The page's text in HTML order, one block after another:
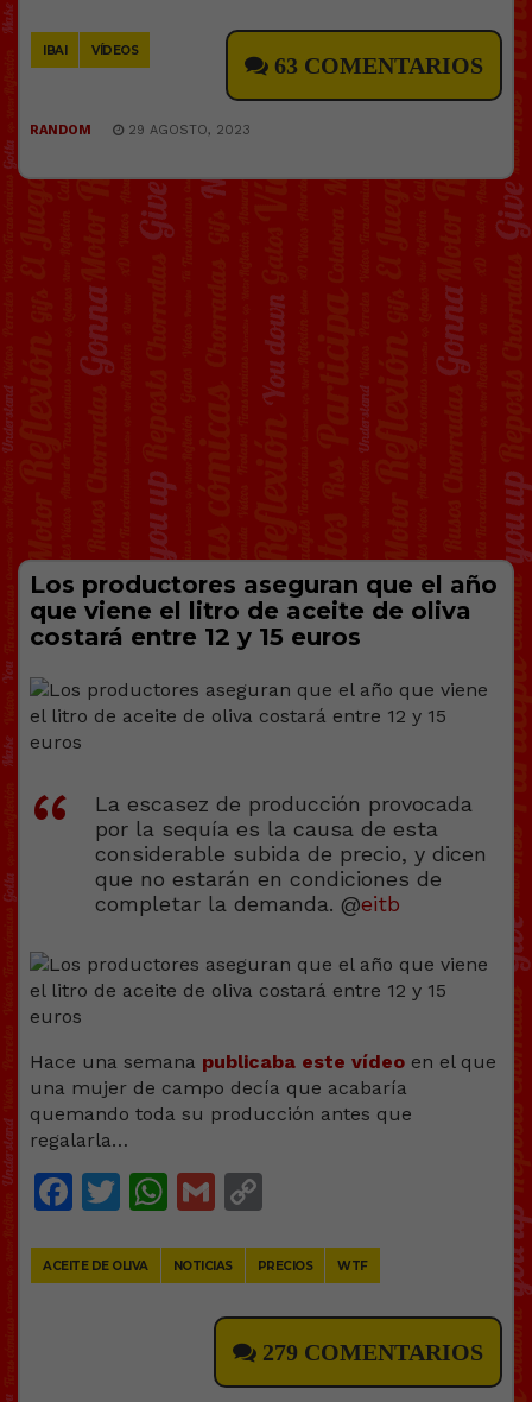
IBAI VÍDEOS
63 COMENTARIOS
RANDOM 29 AGOSTO, 2023
Los productores aseguran que el año
que viene el litro de aceite de oliva
costará entre 12 y 15 euros
La escasez de producción provocada
por la sequía es la causa de esta
considerable subida de precio, y dicen
que no estarán en condiciones de
completar la demanda. @eitb
Hace una semana publicaba este vídeo en el que
una mujer de campo decía que acabaría
quemando toda su producción antes que
regalarla…
Facebook
Twitter
WhatsApp
Gmail
ACEITE DE OLIVA NOTICIAS PRECIOS WTF
279 COMENTARIOS